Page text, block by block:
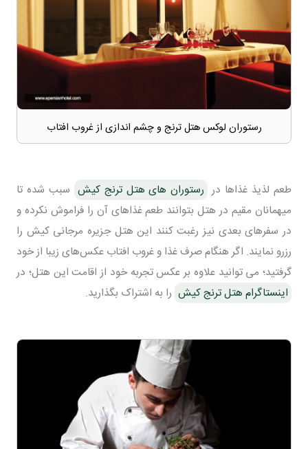
رستوران لوکس هتل ترنج و چشم اندازی از غروب افتاب
طعم لذیذ غذاها در رستوران های هتل ترنج کیش سبب شده تا
میهمانان مقیم در هتل بتوانند طعم غذاهای آن را فراموش نکرده و
در سفرهای بعدی نیز رغبت کنند این هتل جزیره مرجانی کیش را
رزرو نمایند. اگر هنگام صرف غذا و غروب افتاب عکس‌های زیبا از خود
گرفتید؛ می توانید علاوه بر عکس تجربه خود از اقامت این هتل؛ در
اینستاگرام هتل ترنج کیش را به اشتراک بگذارید.